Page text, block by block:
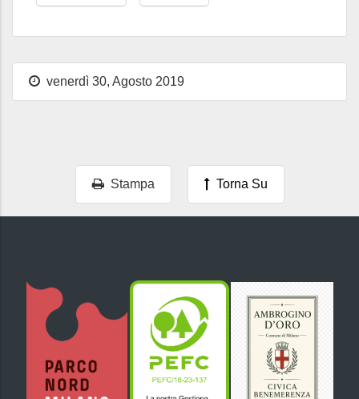
venerdì 30, Agosto 2019
Stampa Torna Su